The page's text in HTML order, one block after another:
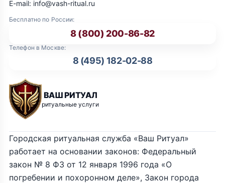
ВАШ РИТУАЛ
ритуальные услуги
Бесплатно по России:
8 (800) 200-86-82
Телефон в Москве:
8 (495) 182-02-88
E-mail: info@vash-ritual.ru
Городская ритуальная служба «Ваш Ритуал»
работает на основании законов: Федеральный
закон № 8 ФЗ от 12 января 1996 года «О
погребении и похоронном деле», Закон города